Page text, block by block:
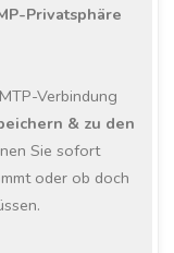
Privatsphäre
Verbindung
& zu den
Sie sofort
oder ob doch